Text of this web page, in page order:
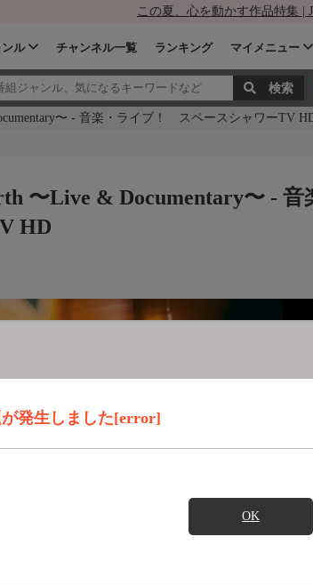
この夏、心を動かす作品特集 |
ル チャンネル一覧 ランキング マイメニュー
〜 - 音楽・ライブ！ スペースシャワーTV
発生しました[error]
OK
〜Live & Documentary〜 - 音
HD